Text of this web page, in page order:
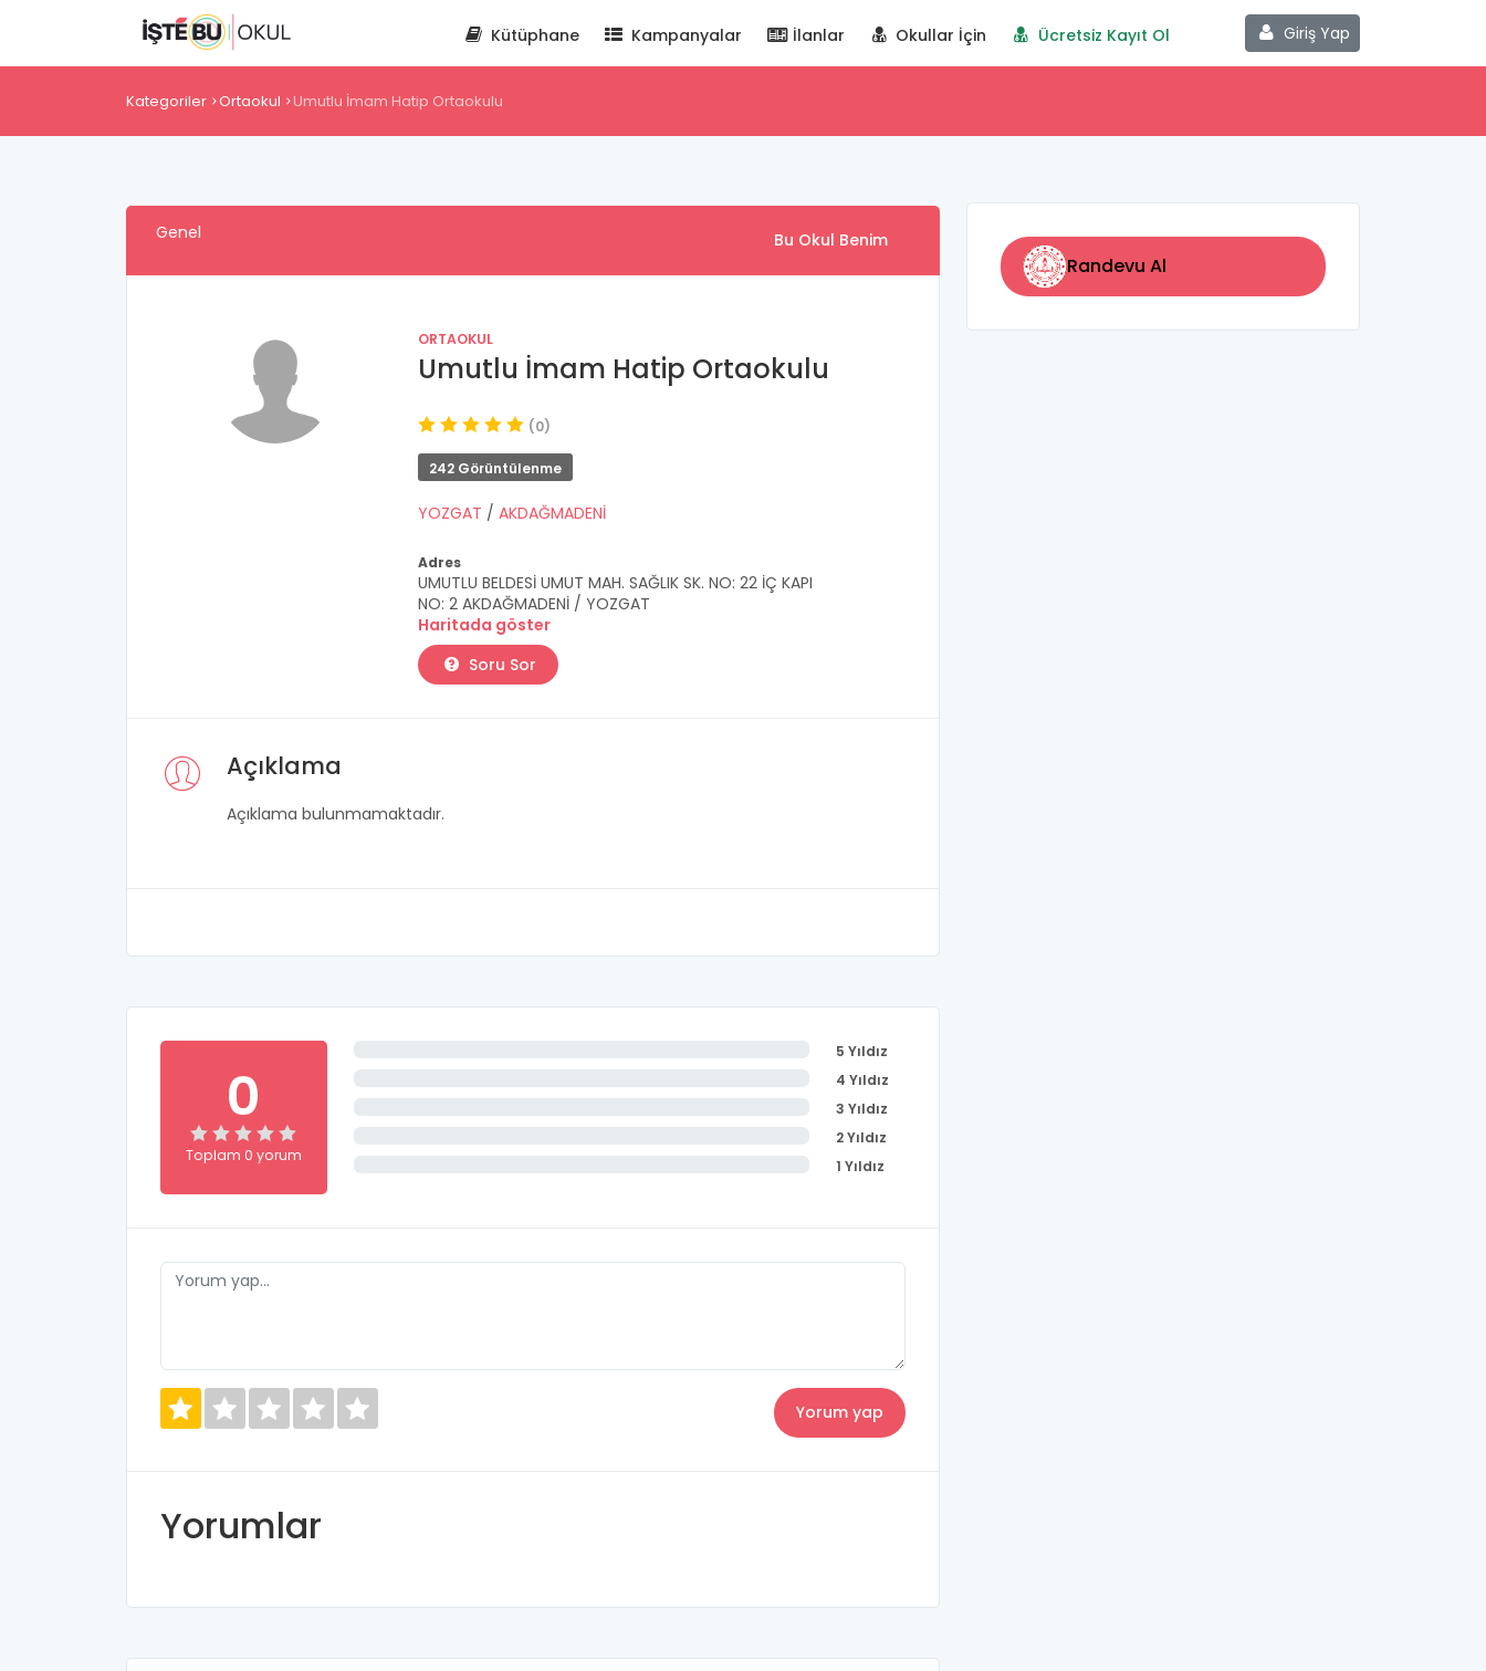
Giriş Yap
Kütüphane Kampanyalar İlanlar Okullar İçin Ücretsiz Kayıt Ol
Kategoriler Ortaokul Umutlu İmam Hatip Ortaokulu
Genel Bu Okul Benim
ORTAOKUL
Umutlu İmam Hatip Ortaokulu
(0)
242 Görüntülenme
YOZGAT / AKDAĞMADENİ
Adres
UMUTLU BELDESİ UMUT MAH. SAĞLIK SK. NO: 22 İÇ KAPI
NO: 2 AKDAĞMADENİ / YOZGAT
Haritada göster
Soru Sor
Açıklama
Açıklama bulunmamaktadır.
0
Toplam 0 yorum
5 Yıldız
4 Yıldız
3 Yıldız
2 Yıldız
1 Yıldız
Yorumlar
Randevu Al